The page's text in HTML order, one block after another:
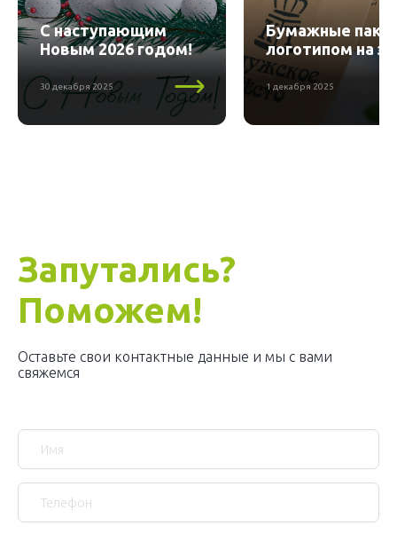
С наступающим
Новым 2026 годом!
30 декабря 2025
Бумажные
логотипом на
1 декабря 2025
Запутались?
Поможем!
Оставьте свои контактные данные и мы с вами
свяжемся